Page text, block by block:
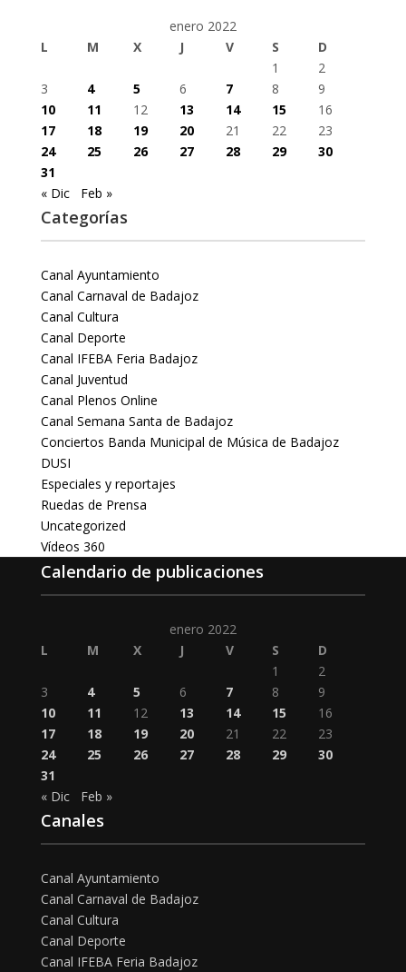
enero 2022
L
M X J V S
D
1
2
3
4 5 6 7 8
9
10
11 12 13 14 15
16
17
18 19 20 21 22
23
24
25 26 27 28 29
30
31
« Dic
Feb »
Categorías
Canal Ayuntamiento
Canal Carnaval de Badajoz
Canal Cultura
Canal Deporte
Canal IFEBA Feria Badajoz
Canal Juventud
Canal Plenos Online
Canal Semana Santa de Badajoz
Conciertos Banda Municipal de Música de Badajoz
DUSI
Especiales y reportajes
Ruedas de Prensa
Uncategorized
Vídeos 360
Calendario de publicaciones
enero 2022
L
M X J V S
D
1
2
3
4 5 6 7 8
9
10
11 12 13 14 15
16
17
18 19 20 21 22
23
24
25 26 27 28 29
30
31
« Dic
Feb »
Canales
Canal Ayuntamiento
Canal Carnaval de Badajoz
Canal Cultura
Canal Deporte
Canal IFEBA Feria Badajoz